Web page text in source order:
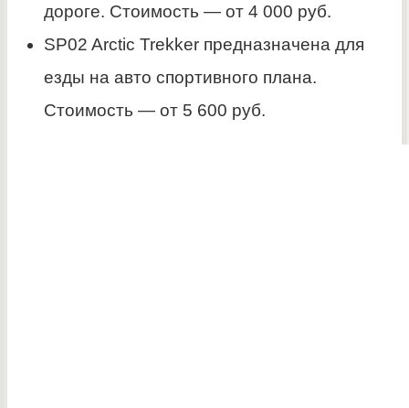
дороге. Стоимость — от 4 000 руб.
SP02 Arctic Trekker предназначена для
езды на авто спортивного плана.
Стоимость — от 5 600 руб.